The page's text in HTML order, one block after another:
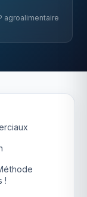
agroalimentaire
!